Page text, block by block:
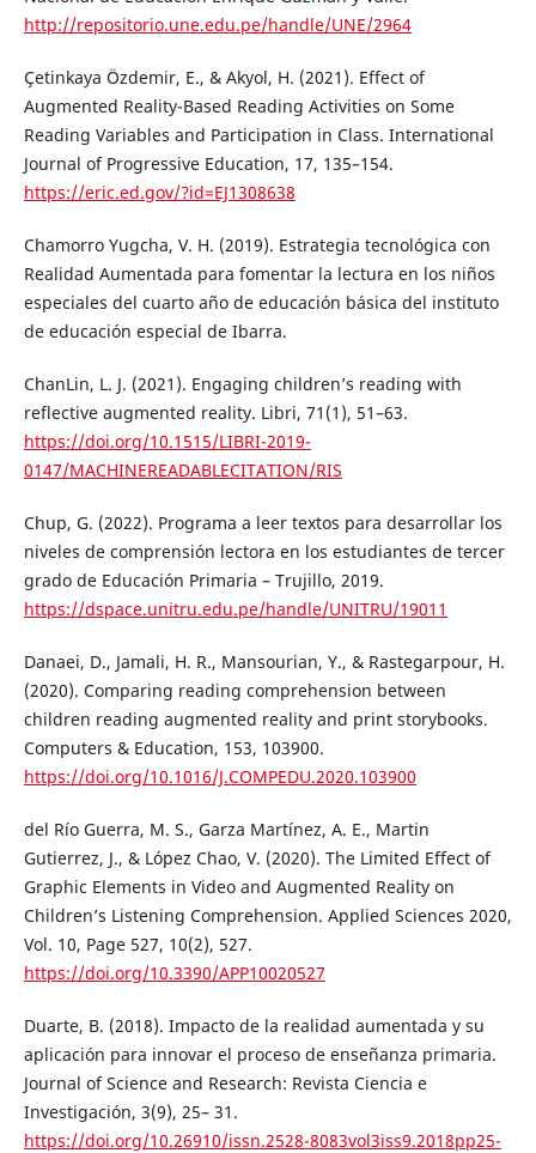
http://repositorio.une.edu.pe/handle/UNE/2964
Çetinkaya Özdemir, E., & Akyol, H. (2021). Effect of
Augmented Reality-Based Reading Activities on Some
Reading Variables and Participation in Class. International
Journal of Progressive Education, 17, 135–154.
https://eric.ed.gov/?id=EJ1308638
Chamorro Yugcha, V. H. (2019). Estrategia tecnológica con
Realidad Aumentada para fomentar la lectura en los niños
especiales del cuarto año de educación básica del instituto
de educación especial de Ibarra.
ChanLin, L. J. (2021). Engaging children’s reading with
reflective augmented reality. Libri, 71(1), 51–63.
https://doi.org/10.1515/LIBRI-2019-
0147/MACHINEREADABLECITATION/RIS
Chup, G. (2022). Programa a leer textos para desarrollar los
niveles de comprensión lectora en los estudiantes de tercer
grado de Educación Primaria – Trujillo, 2019.
https://dspace.unitru.edu.pe/handle/UNITRU/19011
Danaei, D., Jamali, H. R., Mansourian, Y., & Rastegarpour, H.
(2020). Comparing reading comprehension between
children reading augmented reality and print storybooks.
Computers & Education, 153, 103900.
https://doi.org/10.1016/J.COMPEDU.2020.103900
del Río Guerra, M. S., Garza Martínez, A. E., Martin
Gutierrez, J., & López Chao, V. (2020). The Limited Effect of
Graphic Elements in Video and Augmented Reality on
Children’s Listening Comprehension. Applied Sciences 2020,
Vol. 10, Page 527, 10(2), 527.
https://doi.org/10.3390/APP10020527
Duarte, B. (2018). Impacto de la realidad aumentada y su
aplicación para innovar el proceso de enseñanza primaria.
Journal of Science and Research: Revista Ciencia e
Investigación, 3(9), 25– 31.
https://doi.org/10.26910/issn.2528-8083vol3iss9.2018pp25-